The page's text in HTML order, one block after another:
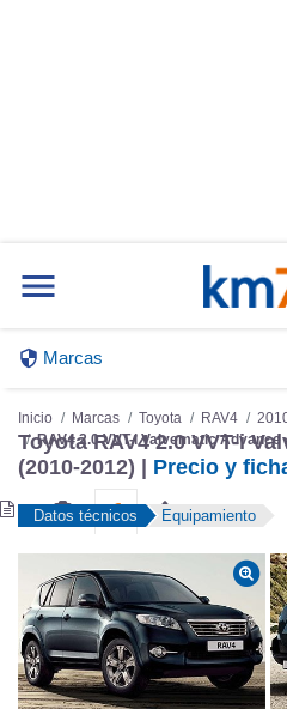
Marcas
Inicio Marcas Toyota RAV4
RAV4 2.0 VVT-i Valvematic Advance
Toyota RAV4 2.0 VVT-i
(2010-2012) | Precio y
Datos técnicos Equipamiento